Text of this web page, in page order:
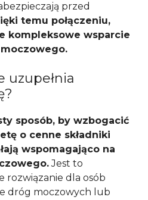
przed
temu połączeniu,
kompleksowe wsparcie
uzupełnia
sposób, by wzbogacić
o cenne składniki
wspomagająco na
Jest to
rozwiązanie dla osób
dróg moczowych lub